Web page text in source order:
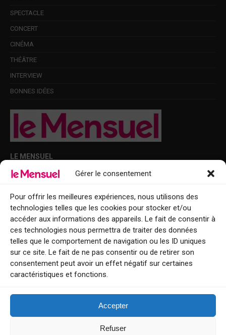
Gérer le consentement
Pour offrir les meilleures expériences, nous utilisons des
technologies telles que les cookies pour stocker et/ou
accéder aux informations des appareils. Le fait de consentir à
ces technologies nous permettra de traiter des données
telles que le comportement de navigation ou les ID uniques
sur ce site. Le fait de ne pas consentir ou de retirer son
consentement peut avoir un effet négatif sur certaines
caractéristiques et fonctions.
Accepter
Refuser
SPECTACLE
CONCERT
CINÉMA
THÉÂTRE
INTERVIEW
BONNES IDÉES
LE MENSUEL
Points de diffusion Var et Alpes-Maritimes : oû trouver Le Mensuel ?
Le Mensuel en PDF : consultez le magazine en ligne
Qui sommes-nous ?
BFM Top Sorties
EVENT
Tourisme week-end : envie de vous évader le temps d’un week-end ou
Explorez nos bonnes adresses
Contact